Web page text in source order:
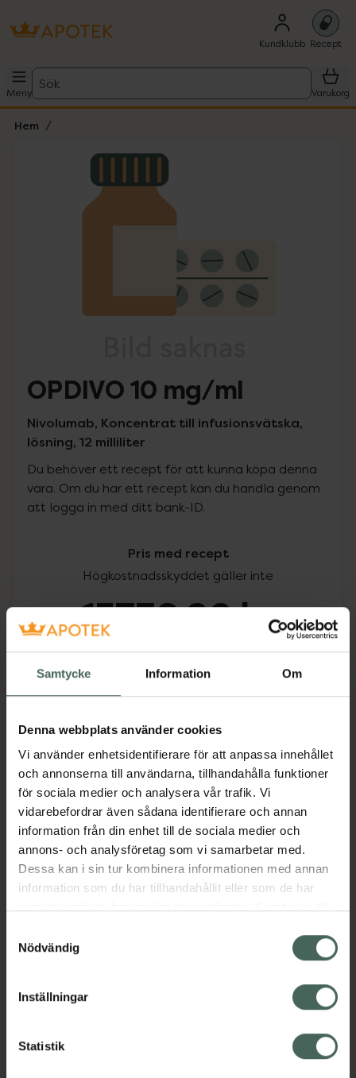
Samtycke Information Om
Denna webbplats använder cookies
Vi använder enhetsidentifierare för att anpassa innehållet
och annonserna till användarna, tillhandahålla funktioner
för sociala medier och analysera vår trafik. Vi
vidarebefordrar även sådana identifierare och annan
information från din enhet till de sociala medier och
annons- och analysföretag som vi samarbetar med.
Dessa kan i sin tur kombinera informationen med annan
information som du har tillhandahållit eller som de har
återkalla ditt samtycke via webbplatsens
cookieinställningar. Ett återkallat samtycke påverkar inte
lagligheten av behandling som skett innan återkallelsen.
Nödvändig
Inställningar
Statistik
Kundklubb Recept
Meny
Sök
Varukorg
Hem
Lista: . Innehåller 1 objekt.
OPDIVO 10 mg/ml
Nivolumab, Koncentrat till infusionsvätska,
lösning, 12 milliliter
Du behöver ett recept för att kunna köpa denna
vara. Om du har ett recept kan du handla genom
att logga in med ditt bank-ID.
Pris med recept
Högkostnadsskyddet gäller inte
15736,90 kr
I apotek:15736,90 kr
Aktuella erbjudanden
Beskrivning
08027950800179
Kronans Apotek finns här för dig. Du hittar oss från Skåne i
datorn. Oavsett vem du är så är det vårt uppdrag att